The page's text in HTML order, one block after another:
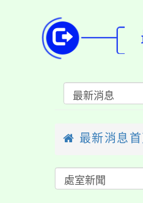
最新消息首